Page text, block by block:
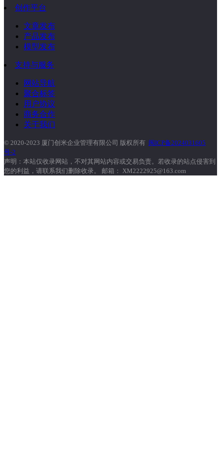
创作平台
文章发布
产品发布
模型发布
支持与服务
网站导航
聚合标签
用户协议
商务合作
关于我们
© 2020-2023 厦门创米企业管理有限公司 版权所有 闽ICP备2024031605
号-2
声明：本站仅收录网站，不对其网站内容或交易负责。若收录的站点侵害到
您的利益，请联系我们删除收录。 邮箱： XM2222925@163.com